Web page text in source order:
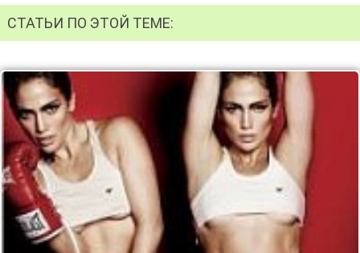
СТАТЬИ ПО ЭТОЙ ТЕМЕ: